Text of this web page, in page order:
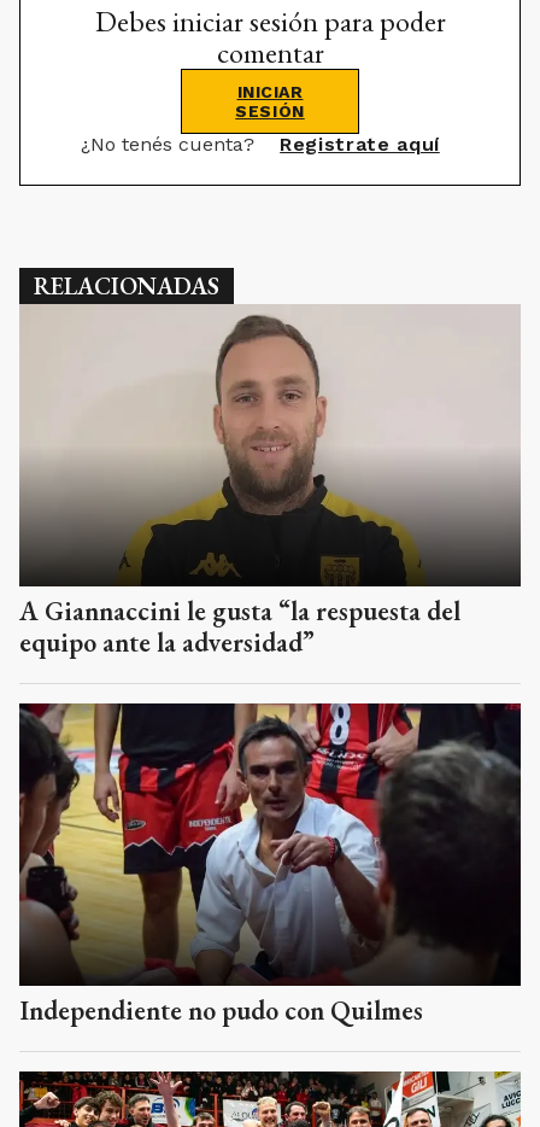
Debes iniciar sesión para poder
comentar
INICIAR
SESIÓN
¿No tenés cuenta? Registrate aquí
RELACIONADAS
A Giannaccini le gusta “la respuesta del
equipo ante la adversidad”
Independiente no pudo con Quilmes